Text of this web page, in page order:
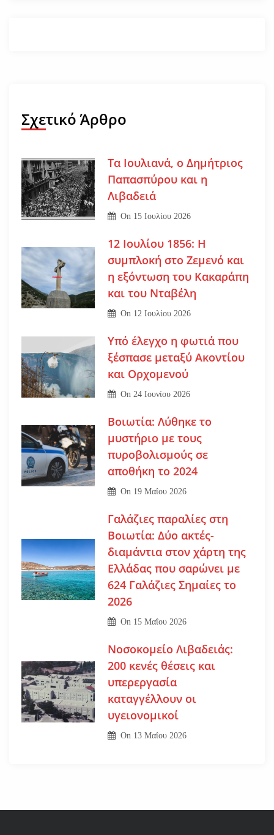
Σχετικό Άρθρο
Τα Ιουλιανά, ο Δημήτριος
Παπασπύρου και η
Λιβαδειά
On 15 Ιουλίου 2026
12 Ιουλίου 1856: Η
συμπλοκή στο Ζεμενό και
η εξόντωση του Κακαράπη
και του Νταβέλη
On 12 Ιουλίου 2026
Υπό έλεγχο η φωτιά που
ξέσπασε μεταξύ Ακοντίου
και Ορχομενού
On 24 Ιουνίου 2026
Βοιωτία: Λύθηκε το
μυστήριο με τους
πυροβολισμούς σε
αποθήκη το 2024
On 19 Μαΐου 2026
Γαλάζιες παραλίες στη
Βοιωτία: Δύο ακτές-
διαμάντια στον χάρτη της
Ελλάδας που σαρώνει με
624 Γαλάζιες Σημαίες το
2026
On 15 Μαΐου 2026
Νοσοκομείο Λιβαδειάς:
200 κενές θέσεις και
υπερεργασία
καταγγέλλουν οι
υγειονομικοί
On 13 Μαΐου 2026